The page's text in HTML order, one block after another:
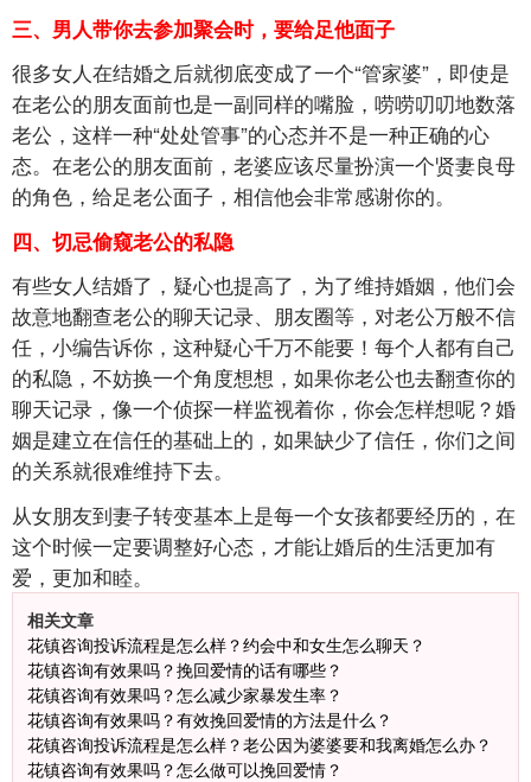
三、男人带你去参加聚会时，要给足他面子
很多女人在结婚之后就彻底变成了一个“管家婆”，即使是
在老公的朋友面前也是一副同样的嘴脸，唠唠叨叨地数落
老公，这样一种“处处管事”的心态并不是一种正确的心
态。在老公的朋友面前，老婆应该尽量扮演一个贤妻良母
的角色，给足老公面子，相信他会非常感谢你的。
四、切忌偷窥老公的私隐
有些女人结婚了，疑心也提高了，为了维持婚姻，他们会
故意地翻查老公的聊天记录、朋友圈等，对老公万般不信
任，小编告诉你，这种疑心千万不能要！每个人都有自己
的私隐，不妨换一个角度想想，如果你老公也去翻查你的
聊天记录，像一个侦探一样监视着你，你会怎样想呢？婚
姻是建立在信任的基础上的，如果缺少了信任，你们之间
的关系就很难维持下去。
从女朋友到妻子转变基本上是每一个女孩都要经历的，在
这个时候一定要调整好心态，才能让婚后的生活更加有
爱，更加和睦。
相关文章
花镇咨询投诉流程是怎么样？约会中和女生怎么聊天？
花镇咨询有效果吗？挽回爱情的话有哪些？
花镇咨询有效果吗？怎么减少家暴发生率？
花镇咨询有效果吗？有效挽回爱情的方法是什么？
花镇咨询投诉流程是怎么样？老公因为婆婆要和我离婚怎么办？
花镇咨询有效果吗？怎么做可以挽回爱情？